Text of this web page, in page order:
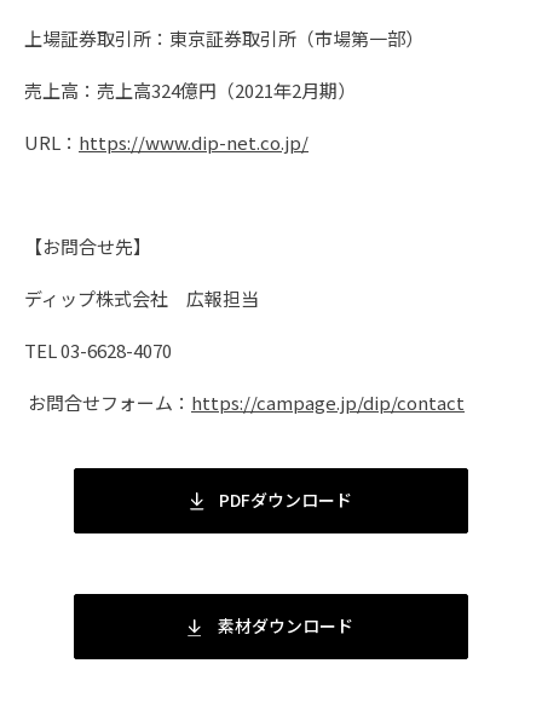
上場証券取引所：東京証券取引所（市場第一部）
売上高：売上高324億円（2021年2月期）
URL： https://www.dip-net.co.jp/
【お問合せ先】
ディップ株式会社 広報担当
TEL 03-6628-4070
お問合せフォーム： https://campage.jp/dip/contact
PDFダウンロード
素材ダウンロード